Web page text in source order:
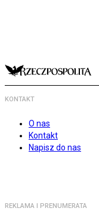
KONTAKT
O nas
Kontakt
Napisz do nas
REKLAMA I PRENUMERATA